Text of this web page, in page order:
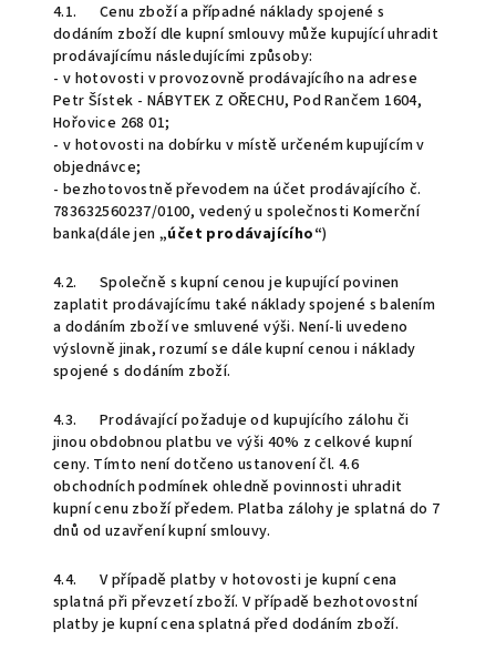
4.1. Cenu zboží a případné náklady spojené s
dodáním zboží dle kupní smlouvy může kupující uhradit
prodávajícímu následujícími způsoby:
- v hotovosti v provozovně prodávajícího na adrese
Petr Šístek - NÁBYTEK Z OŘECHU, Pod Rančem 1604,
Hořovice 268 01;
- v hotovosti na dobírku v místě určeném kupujícím v
objednávce;
- bezhotovostně převodem na účet prodávajícího č.
783632560237/0100, vedený u společnosti Komerční
banka(dále jen„účet prodávajícího“)
4.2. Společně s kupní cenou je kupující povinen
zaplatit prodávajícímu také náklady spojené s balením
a dodáním zboží ve smluvené výši. Není-li uvedeno
výslovně jinak, rozumí se dále kupní cenou i náklady
spojené s dodáním zboží.
4.3. Prodávající požaduje od kupujícího zálohu či
jinou obdobnou platbu ve výši 40% z celkové kupní
ceny. Tímto není dotčeno ustanovení čl. 4.6
obchodních podmínek ohledně povinnosti uhradit
kupní cenu zboží předem. Platba zálohy je splatná do 7
dnů od uzavření kupní smlouvy.
4.4. V případě platby v hotovosti je kupní cena
splatná při převzetí zboží. V případě bezhotovostní
platby je kupní cena splatná před dodáním zboží.